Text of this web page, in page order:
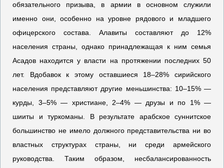
обязательного призыва, в армии в основном служили
именно они, особенно на уровне рядового и младшего
офицерского состава. Алавиты составляют до 12%
населения страны, однако принадлежащая к ним семья
Асадов находится у власти на протяжении последних 50
лет. Вдобавок к этому оставшиеся 18–28% сирийского
населения представляют другие меньшинства: 10–15% —
курды, 3–5% — христиане, 2–4% — друзы и по 1% —
шииты и туркоманы. В результате арабское суннитское
большинство не имело должного представительства ни во
властных структурах страны, ни среди армейского
руководства. Таким образом, несбалансированность